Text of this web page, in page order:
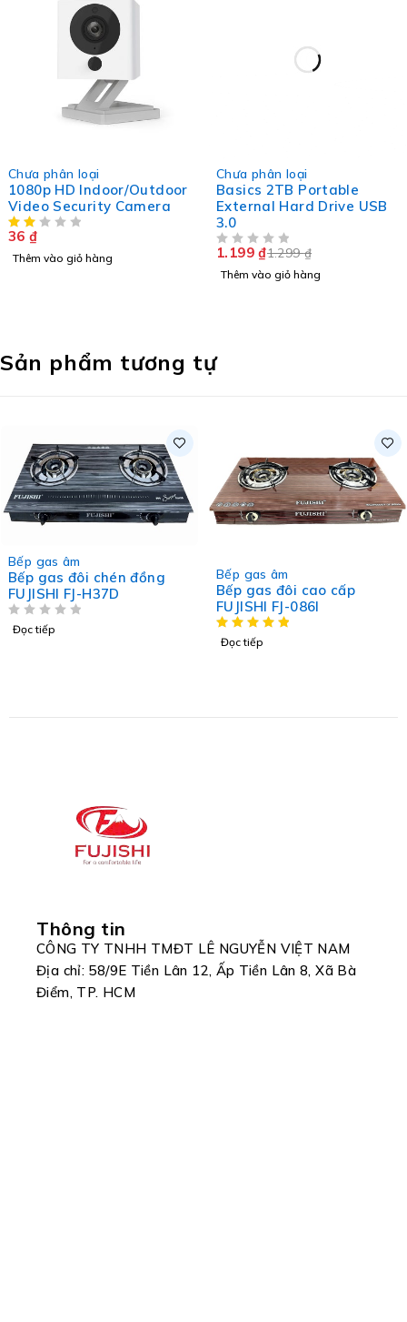
Chưa phân loại
1080p HD Indoor/Outdoor
Video Security Camera
36₫
Thêm vào giỏ hàng
Chưa phân loại
Basics 2TB Portable
External Hard Drive USB
3.0
1.299₫
1.199₫
Thêm vào giỏ hàng
Sản phẩm tương tự
HOT
Bếp gas âm
Bếp gas đôi chén đồng
FUJISHI FJ-H37D
Đọc tiếp
HOT
Bếp gas âm
Bếp gas đôi cao cấp
FUJISHI FJ-086I
Đọc tiếp
Thông tin
CÔNG TY TNHH TMĐT LÊ NGUYỄN VIỆT NAM
Địa chỉ: 58/9E Tiền Lân 12, Ấp Tiền Lân 8, Xã Bà
Điểm, TP. HCM